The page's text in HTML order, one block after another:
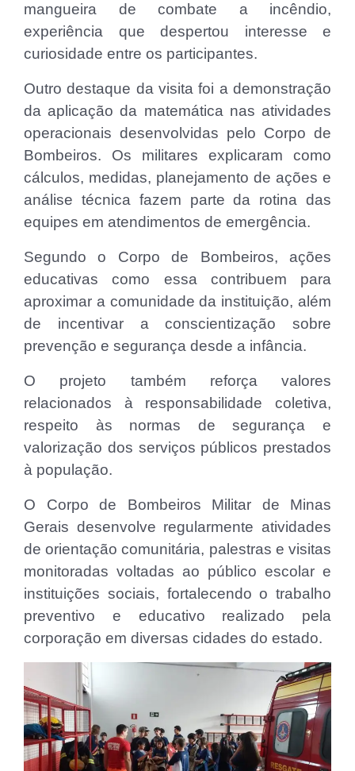
mangueira de combate a incêndio,
experiência que despertou interesse e
curiosidade entre os participantes.
Outro destaque da visita foi a demonstração
da aplicação da matemática nas atividades
operacionais desenvolvidas pelo Corpo de
Bombeiros. Os militares explicaram como
cálculos, medidas, planejamento de ações e
análise técnica fazem parte da rotina das
equipes em atendimentos de emergência.
Segundo o Corpo de Bombeiros, ações
educativas como essa contribuem para
aproximar a comunidade da instituição, além
de incentivar a conscientização sobre
prevenção e segurança desde a infância.
O projeto também reforça valores
relacionados à responsabilidade coletiva,
respeito às normas de segurança e
valorização dos serviços públicos prestados
à população.
O Corpo de Bombeiros Militar de Minas
Gerais desenvolve regularmente atividades
de orientação comunitária, palestras e visitas
monitoradas voltadas ao público escolar e
instituições sociais, fortalecendo o trabalho
preventivo e educativo realizado pela
corporação em diversas cidades do estado.